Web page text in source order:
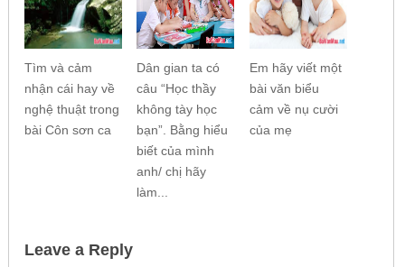
Tìm và cảm
nhận cái hay về
nghệ thuật trong
bài Côn sơn ca
Dân gian ta có
câu “Học thầy
không tày học
bạn”. Bằng hiểu
biết của mình
anh/ chị hãy
làm...
Em hãy viết một
bài văn biểu
cảm về nụ cười
của mẹ
Leave a Reply